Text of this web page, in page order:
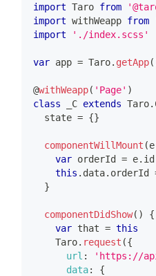
import Taro from
import withWeapp from
import
'./index.scss'
var app = Taro. getApp(
@withWeapp( 'Page' )
class
_C extends Taro.
  state
= {}
componentWillMount (e
var orderId = e. id
this . data. orderId
}
componentDidShow( )
{
var that = this
Taro. request ({
url : 'https://
data:
{